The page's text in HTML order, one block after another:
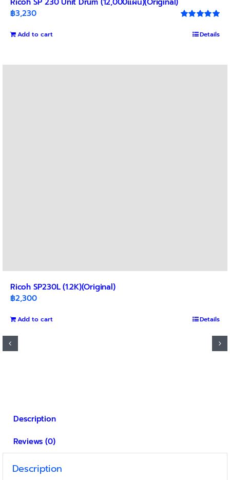
out of 5
฿3,230
Add to cart Details
Ricoh SP230L (1.2K)(Original)
฿2,300
Add to cart Details
Description
Reviews (0)
Description